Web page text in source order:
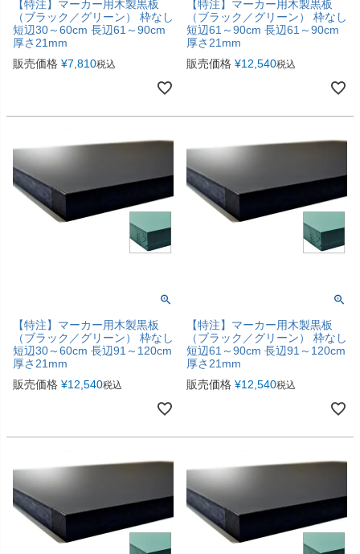
【特注】マーカー用木製黒板
（ブラック／グリーン） 枠なし
短辺30～60cm 長辺61～90cm
厚さ21mm
販売価格 ¥7,810税込
【特注】マーカー用木製黒板
（ブラック／グリーン） 枠なし
短辺61～90cm 長辺61～90cm
厚さ21mm
販売価格 ¥12,540税込
【特注】マーカー用木製黒板
（ブラック／グリーン） 枠なし
短辺30～60cm 長辺91～120cm
厚さ21mm
販売価格 ¥12,540税込
【特注】マーカー用木製黒板
（ブラック／グリーン） 枠なし
短辺61～90cm 長辺91～120cm
厚さ21mm
販売価格 ¥12,540税込